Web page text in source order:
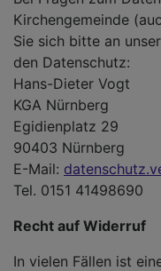
Kirchengemeinde
Sie sich bitte an
den Datenschutz:
Hans-Dieter Vogt
KGA Nürnberg
Egidienplatz 29
90403 Nürnberg
E-Mail:
Tel. 0151 41498690
Recht auf Widerruf
In vielen Fällen ist